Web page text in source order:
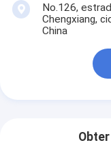
No.126,
Chengxiang,
China